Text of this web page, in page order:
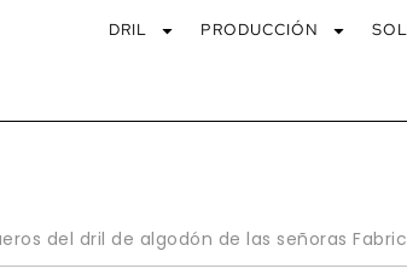
DRIL PRODUCCIÓN
del dril de algodón de las señoras